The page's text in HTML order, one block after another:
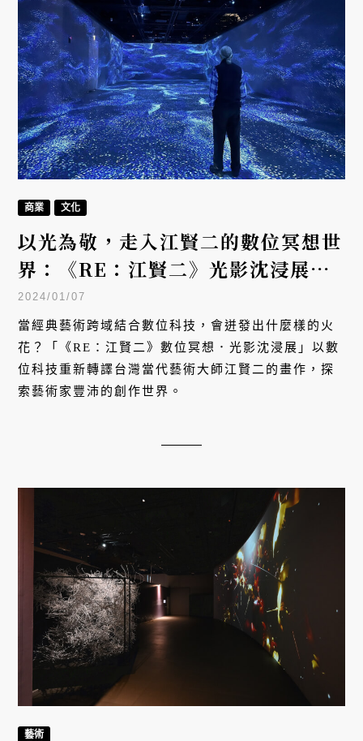
商業 文化
以光為敬，走入江賢二的數位冥想世
界：《RE：江賢二》光影沈浸展，
即日起在双融域盛大展演
2024/01/07
當經典藝術跨域結合數位科技，會迸發出什麼樣的火
花？「《RE：江賢二》數位冥想．光影沈浸展」以數
位科技重新轉譯台灣當代藝術大師江賢二的畫作，探
索藝術家豐沛的創作世界。
藝術